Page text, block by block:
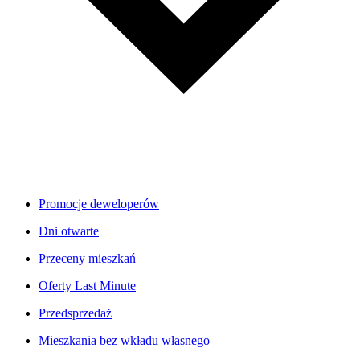
Promocje deweloperów
Dni otwarte
Przeceny mieszkań
Oferty Last Minute
Przedsprzedaż
Mieszkania bez wkładu własnego